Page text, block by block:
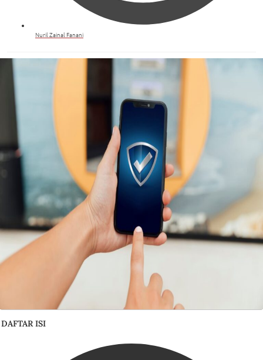
Nuril Zainal Fanani
DAFTAR ISI